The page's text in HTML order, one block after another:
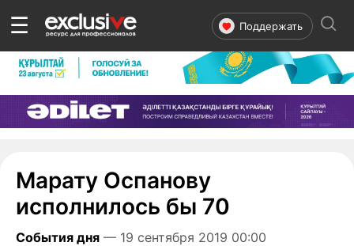
☰ Поддержать
Марату Оспанову
исполнилось бы 70
События дня — 19 сентября 2019 00:00